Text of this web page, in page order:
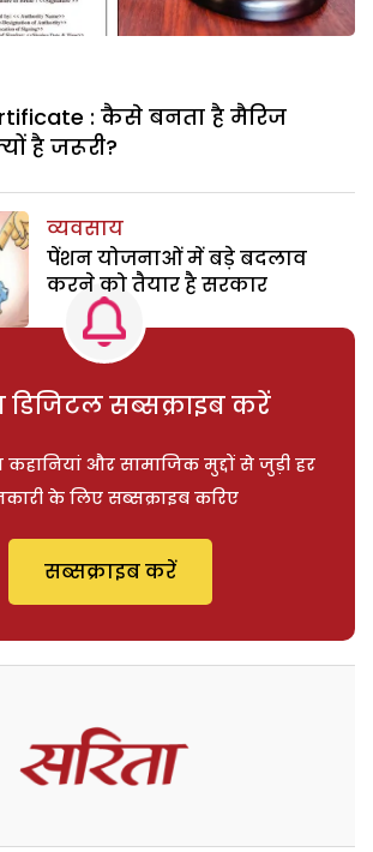
: कैसे बनता है मैरिज
है जरूरी?
व्यवसाय
पेंशन योजनाओं में बड़े बदलाव
करने को तैयार है सरकार
डिजिटल सब्सक्राइब करें
कहानियां और सामाजिक मुद्दों से जुड़ी हर
के लिए सब्सक्राइब करिए
सब्सक्राइब करें